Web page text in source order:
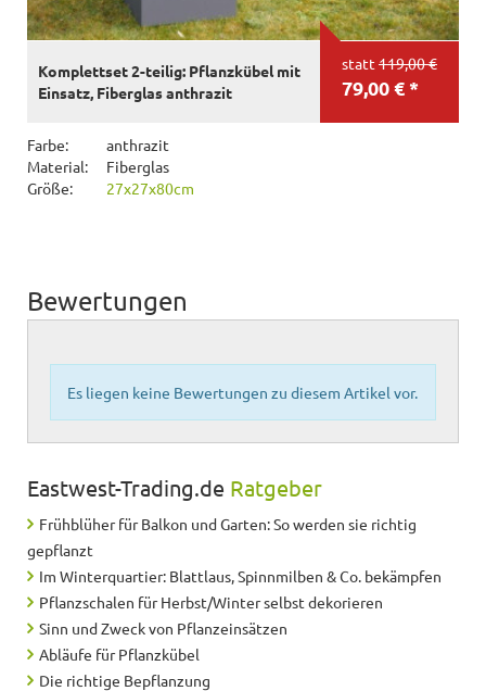
statt 119,00 €
79,00 € *
Komplettset 2-teilig: Pflanzkübel mit
Einsatz, Fiberglas anthrazit
Farbe:
anthrazit
Material:
Fiberglas
Größe:
27x27x80cm
Bewertungen
Es liegen keine Bewertungen zu diesem Artikel vor.
Eastwest-Trading.de Ratgeber
Frühblüher für Balkon und Garten: So werden sie richtig
gepflanzt
Im Winterquartier: Blattlaus, Spinnmilben & Co. bekämpfen
Pflanzschalen für Herbst/Winter selbst dekorieren
Sinn und Zweck von Pflanzeinsätzen
Abläufe für Pflanzkübel
Die richtige Bepflanzung